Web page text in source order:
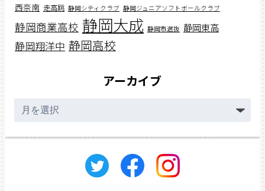
西奈南 走高跳 静岡シティクラブ 静岡ジュニアソフトボールクラブ
静岡商業高校 静岡大成 静岡市選抜 静岡東高
静岡翔洋中 静岡高校
アーカイブ
ー